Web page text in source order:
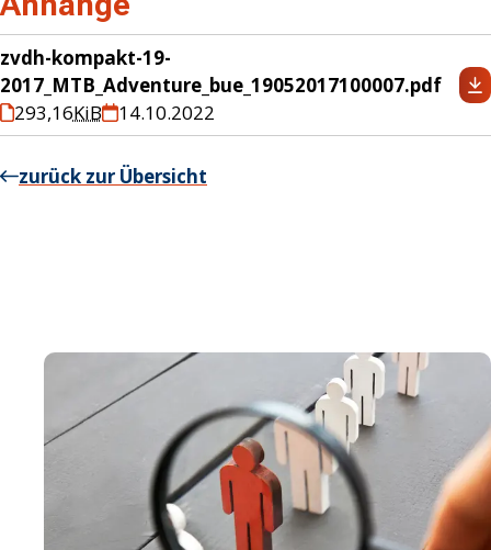
zvdh-kompakt-19-
2017_MTB_Adventure_bue_19052017100007.pdf
293,16KiB 14.10.2022
zurück zur Übersicht